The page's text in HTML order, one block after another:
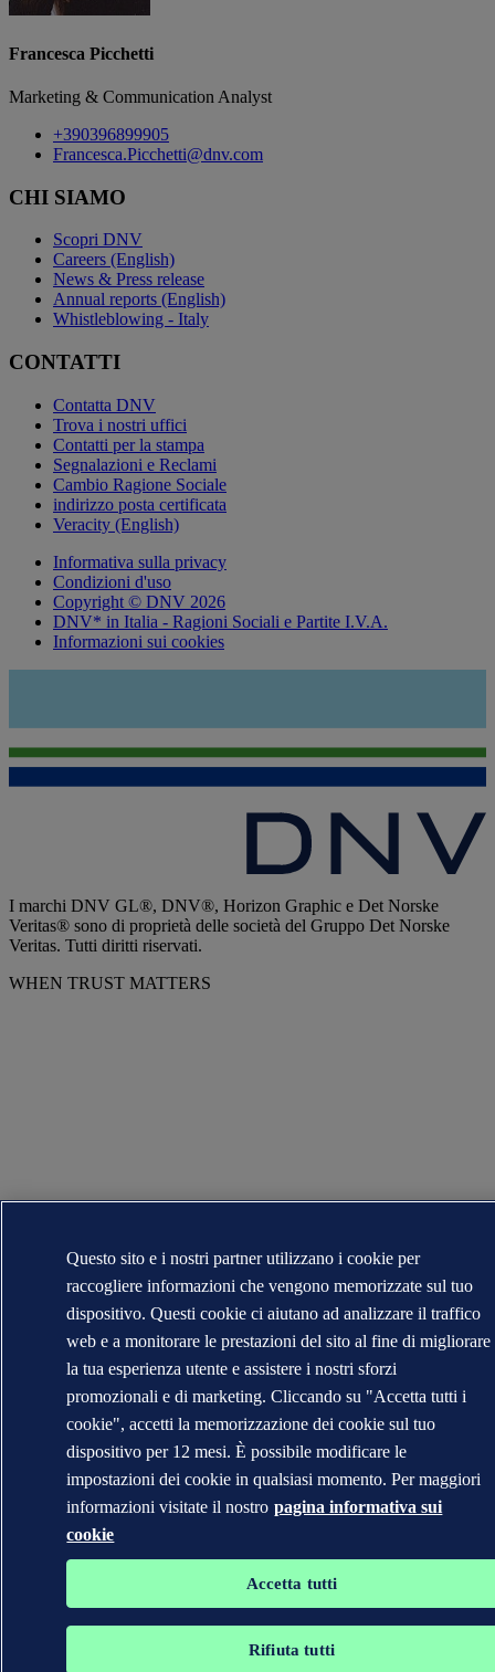
Francesca Picchetti
Marketing & Communication Analyst
+390396899905
Francesca.Picchetti@dnv.com
CHI SIAMO
Scopri DNV
Careers (English)
News & Press release
Annual reports (English)
Whistleblowing - Italy
CONTATTI
Contatta DNV
Trova i nostri uffici
Contatti per la stampa
Segnalazioni e Reclami
Cambio Ragione Sociale
indirizzo posta certificata
Veracity (English)
Informativa sulla privacy
Condizioni d'uso
Copyright © DNV 2026
DNV* in Italia - Ragioni Sociali e Partite I.V.A.
Informazioni sui cookies
I marchi DNV GL®, DNV®, Horizon Graphic e Det Norske
Veritas® sono di proprietà delle società del Gruppo Det Norske
Veritas. Tutti diritti riservati.
WHEN TRUST MATTERS
Questo sito e i nostri partner utilizzano i cookie per
raccogliere informazioni che vengono memorizzate sul tuo
dispositivo. Questi cookie ci aiutano ad analizzare il traffico
web e a monitorare le prestazioni del sito al fine di migliorare
la tua esperienza utente e assistere i nostri sforzi
promozionali e di marketing. Cliccando su "Accetta tutti i
cookie", accetti la memorizzazione dei cookie sul tuo
dispositivo per 12 mesi. È possibile modificare le
impostazioni dei cookie in qualsiasi momento. Per maggiori
informazioni visitate il nostro pagina informativa sui
cookie
Accetta tutti
Rifiuta tutti